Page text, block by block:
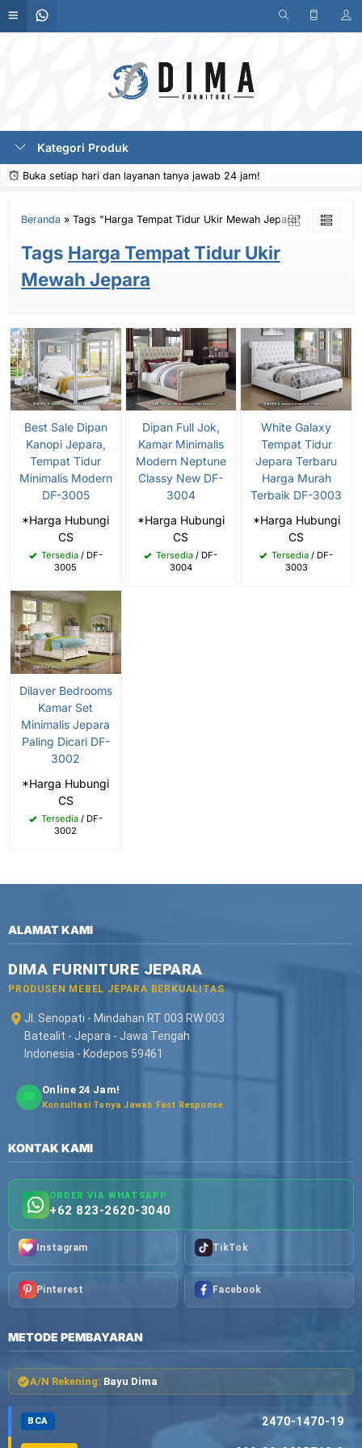
Kategori Produk
Buka setiap hari dan layanan tanya jawab 24 jam!
Beranda » Tags "Harga Tempat Tidur Ukir Mewah Jepara"
Tags Harga Tempat Tidur Ukir
Mewah Jepara
Best Sale Dipan
Kanopi Jepara,
Tempat Tidur
Minimalis Modern
DF-3005
*Harga Hubungi
CS
Tersedia/ DF-
3005
Dipan Full Jok,
Kamar Minimalis
Modern Neptune
Classy New DF-
3004
*Harga Hubungi
CS
Tersedia / DF-
3004
White Galaxy
Tempat Tidur
Jepara Terbaru
Harga Murah
Terbaik DF-3003
*Harga Hubungi
CS
Tersedia / DF-
3003
Dilaver Bedrooms
Kamar Set
Minimalis Jepara
Paling Dicari DF-
3002
*Harga Hubungi
CS
Tersedia/ DF-
3002
ALAMAT KAMI
DIMA FURNITURE JEPARA
PRODUSEN MEBEL JEPARA BERKUALITAS
Jl. Senopati - Mindahan RT 003 RW 003
Batealit - Jepara - Jawa Tengah
Indonesia - Kodepos 59461
Online 24 Jam!
Konsultasi Tanya Jawab Fast Response
KONTAK KAMI
ORDER VIA WHATSAPP
+62 823-2620-3040
Instagram TikTok
Pinterest Facebook
METODE PEMBAYARAN
A/N Rekening: Bayu Dima
BCA 2470-1470-19